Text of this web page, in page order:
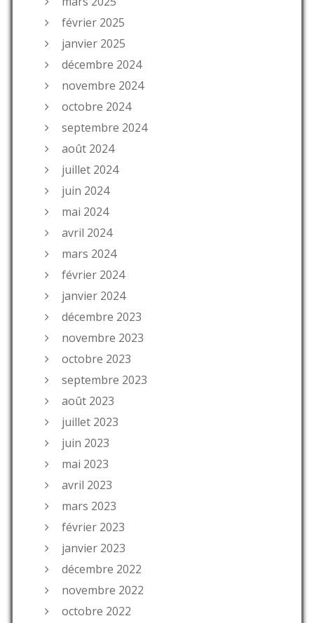
février 2025
janvier 2025
décembre 2024
novembre 2024
octobre 2024
septembre 2024
août 2024
juillet 2024
juin 2024
mai 2024
avril 2024
mars 2024
février 2024
janvier 2024
décembre 2023
novembre 2023
octobre 2023
septembre 2023
août 2023
juillet 2023
juin 2023
mai 2023
avril 2023
mars 2023
février 2023
janvier 2023
décembre 2022
novembre 2022
octobre 2022